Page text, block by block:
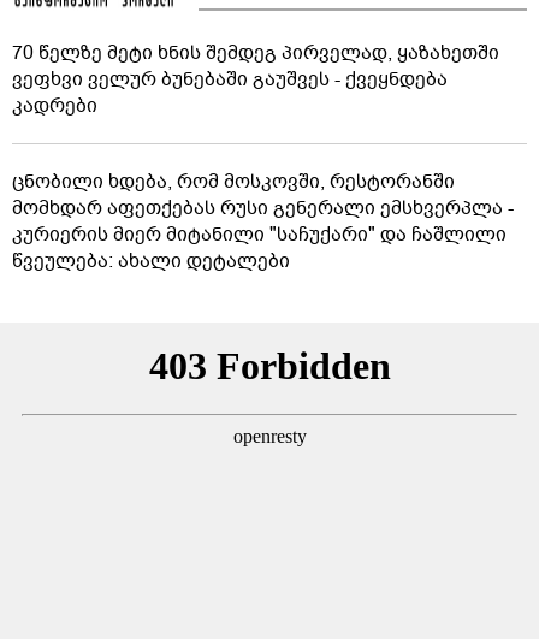
70 წელზე მეტი ხნის შემდეგ პირველად, ყაზახეთში
ვეფხვი ველურ ბუნებაში გაუშვეს - ქვეყნდება
კადრები
ცნობილი ხდება, რომ მოსკოვში, რესტორანში
მომხდარ აფეთქებას რუსი გენერალი ემსხვერპლა -
კურიერის მიერ მიტანილი "საჩუქარი" და ჩაშლილი
წვეულება: ახალი დეტალები